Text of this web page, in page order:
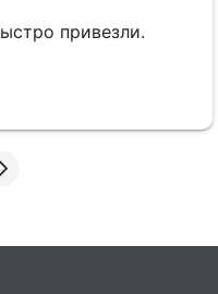
привезли.